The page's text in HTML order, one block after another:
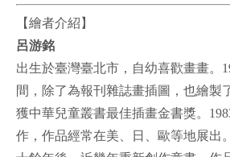
【繪者介紹】
呂游銘
出生於臺灣臺北市，自幼喜歡畫畫。
間，除了為報刊雜誌畫插圖，也繪製
獲中華兒童叢書最佳插畫金書獎。
作，作品經常在美、日、歐等地展出